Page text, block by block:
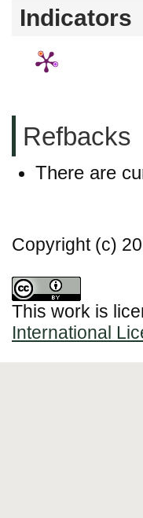
Indicators
Refbacks
There are
Copyright (c)
This work is
International